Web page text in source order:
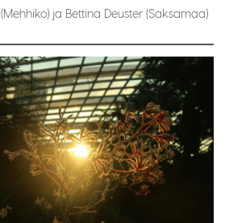
(Mehhiko) ja Bettina Deuster (Saksamaa)